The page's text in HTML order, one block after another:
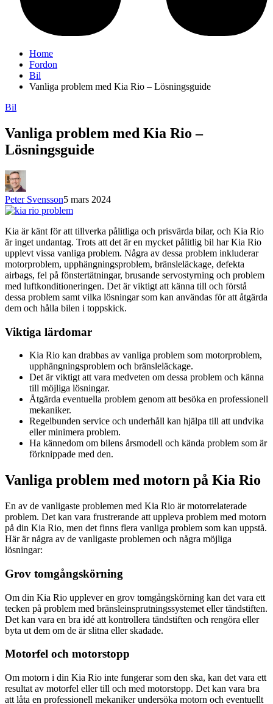
Home
Fordon
Bil
Vanliga problem med Kia Rio – Lösningsguide
Bil
Vanliga problem med Kia Rio –
Lösningsguide
Peter Svensson5 mars 2024
Kia är känt för att tillverka pålitliga och prisvärda bilar, och Kia Rio
är inget undantag. Trots att det är en mycket pålitlig bil har Kia Rio
upplevt vissa vanliga problem. Några av dessa problem inkluderar
motorproblem, upphängningsproblem, bränsleläckage, defekta
airbags, fel på fönstertätningar, brusande servostyrning och problem
med luftkonditioneringen. Det är viktigt att känna till och förstå
dessa problem samt vilka lösningar som kan användas för att åtgärda
dem och hålla bilen i toppskick.
Viktiga lärdomar
Kia Rio kan drabbas av vanliga problem som motorproblem,
upphängningsproblem och bränsleläckage.
Det är viktigt att vara medveten om dessa problem och känna
till möjliga lösningar.
Åtgärda eventuella problem genom att besöka en professionell
mekaniker.
Regelbunden service och underhåll kan hjälpa till att undvika
eller minimera problem.
Ha kännedom om bilens årsmodell och kända problem som är
förknippade med den.
Vanliga problem med motorn på Kia Rio
En av de vanligaste problemen med Kia Rio är motorrelaterade
problem. Det kan vara frustrerande att uppleva problem med motorn
på din Kia Rio, men det finns flera vanliga problem som kan uppstå.
Här är några av de vanligaste problemen och några möjliga
lösningar:
Grov tomgångskörning
Om din Kia Rio upplever en grov tomgångskörning kan det vara ett
tecken på problem med bränsleinsprutningssystemet eller tändstiften.
Det kan vara en bra idé att kontrollera tändstiften och rengöra eller
byta ut dem om de är slitna eller skadade.
Motorfel och motorstopp
Om motorn i din Kia Rio inte fungerar som den ska, kan det vara ett
resultat av motorfel eller till och med motorstopp. Det kan vara bra
att låta en professionell mekaniker undersöka motorn och eventuellt